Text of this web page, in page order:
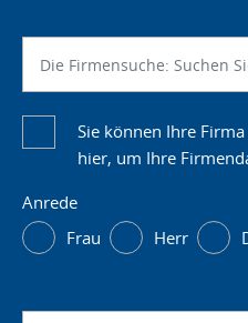
Sie können Ihre
hier, um Ihre
Anrede
Frau
Herr